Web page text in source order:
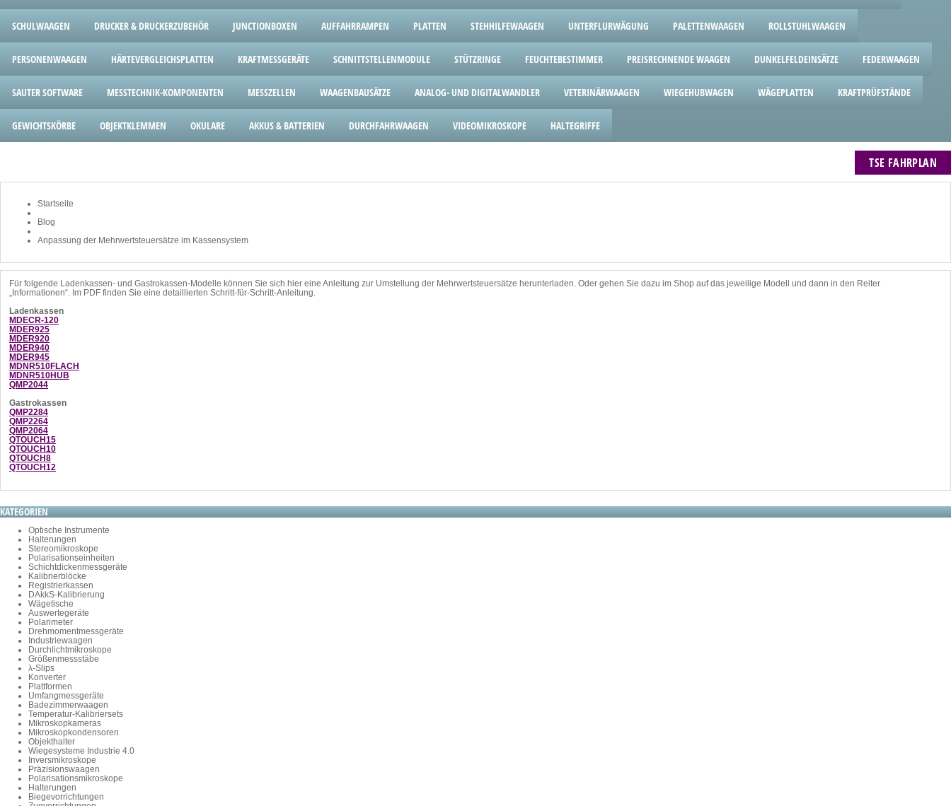
SCHULWAAGEN DRUCKER & DRUCKERZUBEHÖR JUNCTIONBOXEN AUFFAHRRAMPEN PLATTEN STEHHILFEWAAGEN UNTERFLURWÄGUNG PALETTENWAAGEN ROLLSTUHLWAAGEN
PERSONENWAAGEN HÄRTEVERGLEICHSPLATTEN KRAFTMESSGERÄTE SCHNITTSTELLENMODULE STÜTZRINGE FEUCHTEBESTIMMER PREISRECHNENDE WAAGEN DUNKELFELDEINSÄTZE FEDERWAAGEN
SAUTER SOFTWARE MESSTECHNIK-KOMPONENTEN MESSZELLEN WAAGENBAUSÄTZE ANALOG- UND DIGITALWANDLER VETERINÄRWAAGEN WIEGEHUBWAGEN WÄGEPLATTEN KRAFTPRÜFSTÄNDE
GEWICHTSKÖRBE OBJEKTKLEMMEN OKULARE AKKUS & BATTERIEN DURCHFAHRWAAGEN VIDEOMIKROSKOPE HALTEGRIFFE
TSE FAHRPLAN
Startseite
Blog
Anpassung der Mehrwertsteuersätze im Kassensystem
Für folgende Ladenkassen- und Gastrokassen-Modelle können Sie sich hier eine Anleitung zur Umstellung der Mehrwertsteuersätze herunterladen. Oder gehen Sie dazu im Shop auf das jeweilige Modell und dann in den Reiter
„Informationen“. Im PDF finden Sie eine detaillierten Schritt-für-Schritt-Anleitung.
Ladenkassen
MDECR-120
MDER925
MDER920
MDER940
MDER945
MDNR510FLACH
MDNR510HUB
QMP2044
Gastrokassen
QMP2284
QMP2264
QMP2064
QTOUCH15
QTOUCH10
QTOUCH8
QTOUCH12
KATEGORIEN
Optische Instrumente
Halterungen
Stereomikroskope
Polarisationseinheiten
Schichtdickenmessgeräte
Kalibrierblöcke
Registrierkassen
DAkkS-Kalibrierung
Wägetische
Auswertegeräte
Polarimeter
Drehmomentmessgeräte
Industriewaagen
Durchlichtmikroskope
Größenmessstäbe
λ-Slips
Konverter
Plattformen
Umfangmessgeräte
Badezimmerwaagen
Temperatur-Kalibriersets
Mikroskopkameras
Mikroskopkondensoren
Objekthalter
Wiegesysteme Industrie 4.0
Inversmikroskope
Präzisionswaagen
Polarisationsmikroskope
Halterungen
Biegevorrichtungen